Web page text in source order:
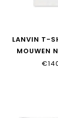
LANVIN T-
MOUWEN